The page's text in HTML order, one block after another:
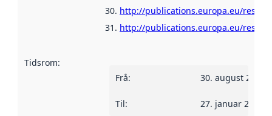
http://publications.europa.eu/
http://publications.europa.eu/
Tidsrom:
Frå: 30. august 2018
Til: 27. januar 2020